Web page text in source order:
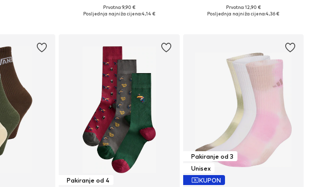
Dostupne veličine: 41-46
Prvotno: 9,90 €
Posljednja najniža cijena:4,14 €
Dostupne veličine: 41-46
Prvotno: 12,90 €
Posljednja najniža cijena:4,36 €
Pakiranje od 4
Pakiranje od 3
Unisex
KUPON